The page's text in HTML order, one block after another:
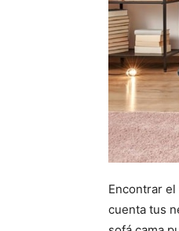
Encontrar el
cuenta tus